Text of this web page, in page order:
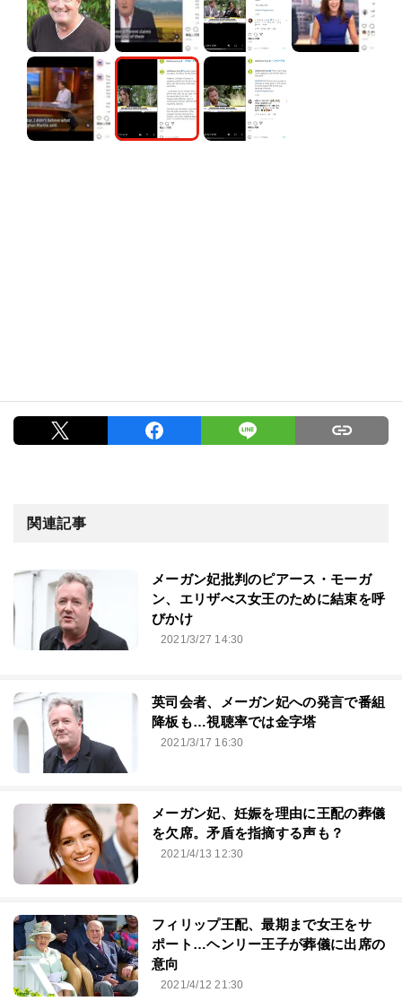
関連記事
メーガン妃批判のピアース・モーガ
ン、エリザべス女王のために結束を呼
びかけ
2021/3/27 14:30
英司会者、メーガン妃への発言で番組
降板も…視聴率では金字塔
2021/3/17 16:30
メーガン妃、妊娠を理由に王配の葬儀
を欠席。矛盾を指摘する声も？
2021/4/13 12:30
フィリップ王配、最期まで女王をサ
ポート…ヘンリー王子が葬儀に出席の
意向
2021/4/12 21:30